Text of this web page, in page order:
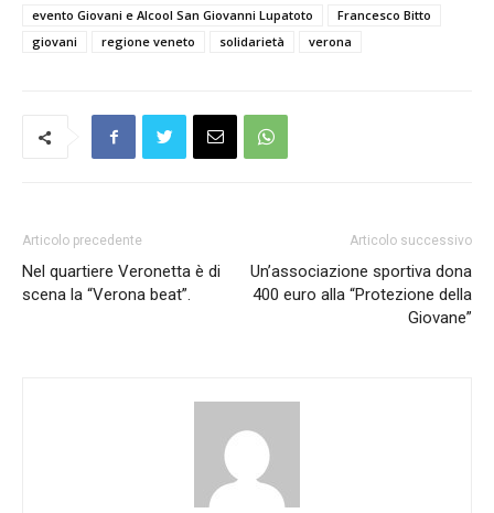
evento Giovani e Alcool San Giovanni Lupatoto
Francesco Bitto
giovani
regione veneto solidarietà verona
Articolo precedente
Nel quartiere Veronetta è di
scena la “Verona beat”.
Articolo successivo
Un’associazione sportiva dona
400 euro alla “Protezione della
Giovane”